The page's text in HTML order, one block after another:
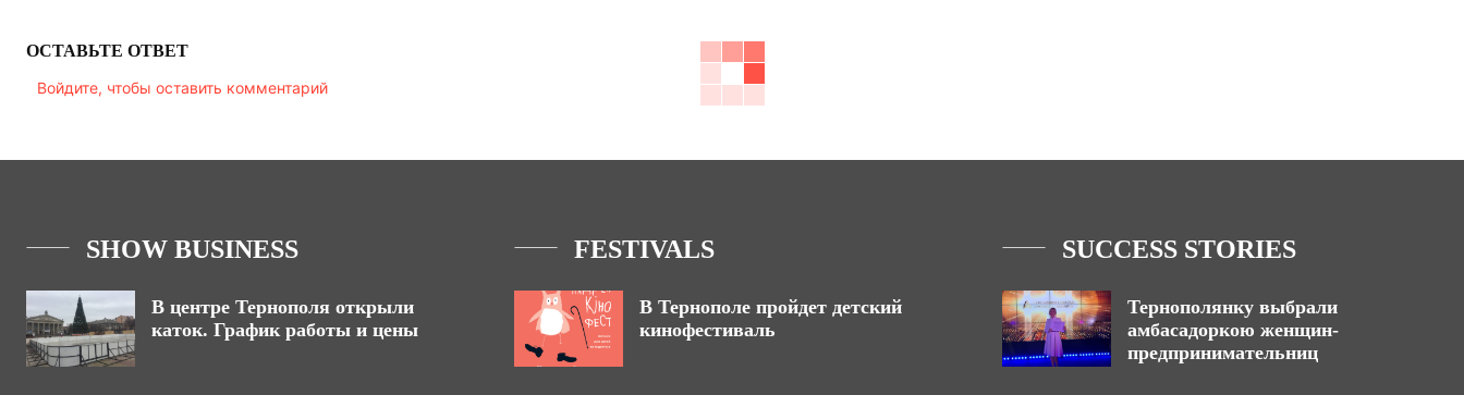
ОСТАВЬТЕ ОТВЕТ
Войдите, чтобы оставить комментарий
SHOW BUSINESS
В центре Тернополя открыли
каток. График работы и цены
FESTIVALS
В Тернополе пройдет детский
кинофестиваль
SUCCESS STORIES
Тернополянку выбрали
амбасадоркою женщин-
предпринимательниц